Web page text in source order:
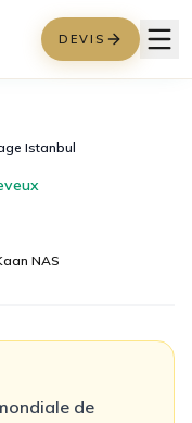
DEVIS
Istanbul
NAS
de